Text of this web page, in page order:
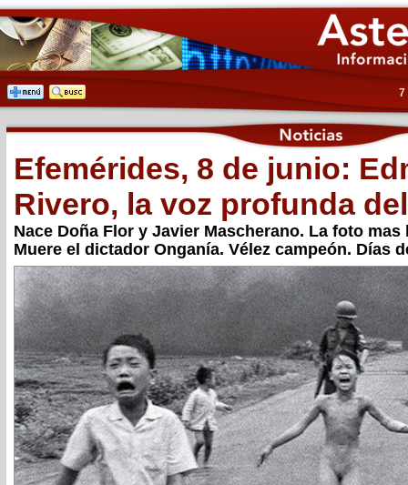
7
Efemérides, 8 de junio:
Rivero, la voz profunda
Nace Doña Flor y Javier Mascherano. La foto
Muere el dictador Onganía. Vélez campeón. Días